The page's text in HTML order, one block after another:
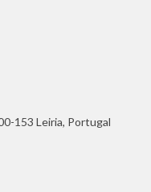
153 Leiria, Portugal